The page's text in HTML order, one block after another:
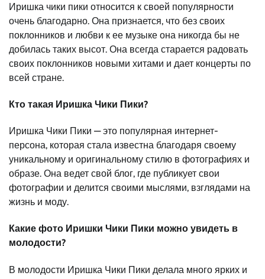
Иришка чики пики относится к своей популярности
очень благодарно. Она признается, что без своих
поклонников и любви к ее музыке она никогда бы не
добилась таких высот. Она всегда старается радовать
своих поклонников новыми хитами и дает концерты по
всей стране.
Кто такая Иришка Чики Пики?
Иришка Чики Пики — это популярная интернет-
персона, которая стала известна благодаря своему
уникальному и оригинальному стилю в фотографиях и
образе. Она ведет свой блог, где публикует свои
фотографии и делится своими мыслями, взглядами на
жизнь и моду.
Какие фото Иришки Чики Пики можно увидеть в
молодости?
В молодости Иришка Чики Пики делала много ярких и